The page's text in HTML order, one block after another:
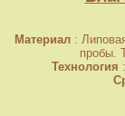
Материал :
пробы.
Технология